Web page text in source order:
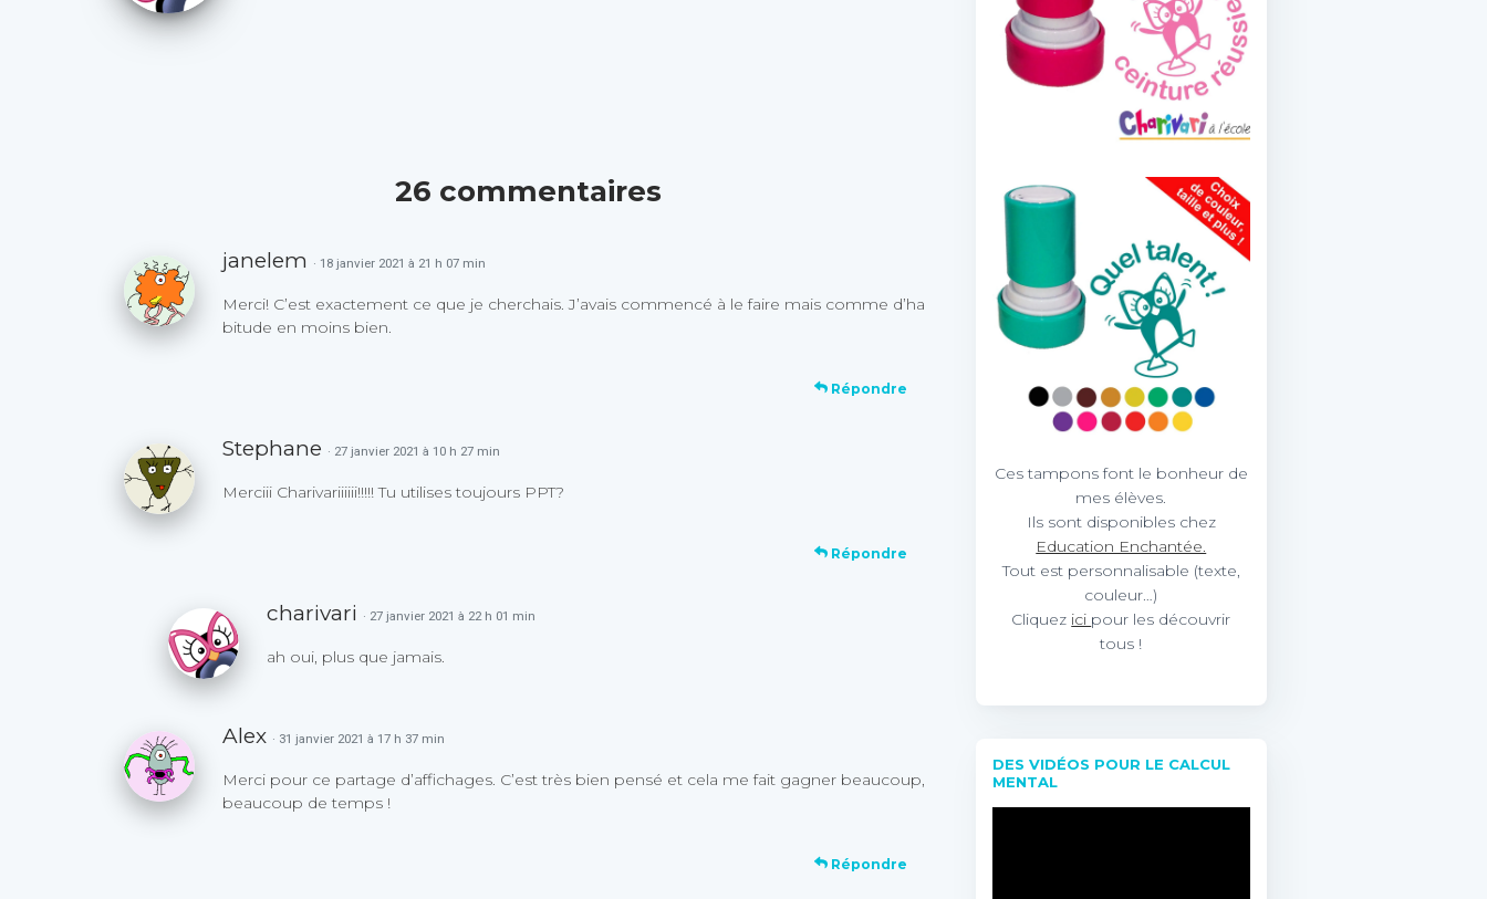
26 commentaires
janelem · 18 janvier 2021 à 21 h 07 min
Merci! C’est exactement ce que je cherchais. J’avais commencé à le faire mais comme d’ha
bitude en moins bien.
Répondre
Stephane · 27 janvier 2021 à 10 h 27 min
Merciii Charivariiiiii!!!!! Tu utilises toujours PPT?
Répondre
charivari · 27 janvier 2021 à 22 h 01 min
ah oui, plus que jamais.
Alex · 31 janvier 2021 à 17 h 37 min
Merci pour ce partage d’affichages. C’est très bien pensé et cela me fait gagner beaucoup,
beaucoup de temps !
Répondre
Ces tampons font le bonheur de
mes élèves.
Ils sont disponibles chez
Education Enchantée.
Tout est personnalisable (texte,
couleur…)
Cliquez ici pour les découvrir
tous !
DES VIDÉOS POUR LE CALCUL
MENTAL